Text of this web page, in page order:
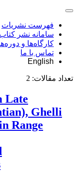
فهرست نشریات
سامانه نشر کتاب
کارگاه‌ها و
تماس با ما
English
تعداد مقالات: 2
Late
Ghelli
Range